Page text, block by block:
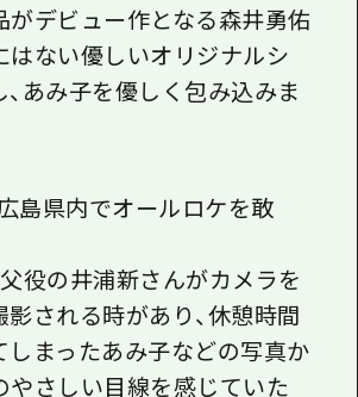
がデビュー作となる森井勇佑
はない優しいオリジナルシ
あみ子を優しく包み込みま
島県内でオールロケを敢
役の井浦新さんがカメラを
される時があり、休憩時間
しまったあみ子などの写真か
やさしい目線を感じていた